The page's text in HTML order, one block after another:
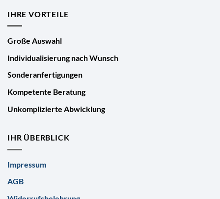
IHRE VORTEILE
Große Auswahl
Individualisierung nach Wunsch
Sonderanfertigungen
Kompetente Beratung
Unkomplizierte Abwicklung
IHR ÜBERBLICK
Impressum
AGB